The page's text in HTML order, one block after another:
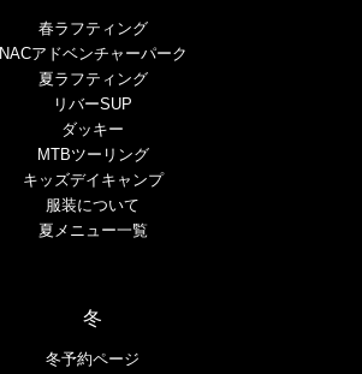
春ラフティング
NACアドベンチャーパーク
夏ラフティング
リバーSUP
ダッキー
MTBツーリング
キッズデイキャンプ
服装について
夏メニュー一覧
冬
冬予約ページ